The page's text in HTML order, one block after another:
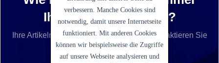
Ihrer Tonerkartusche?
Ihre Artikelnummer ist nicht aufgelistet? Kontaktieren Sie
unseren Service.
verbessern. Manche Cookies sind
notwendig, damit unsere Internetseite
funktioniert. Mit anderen Cookies
können wir beispielsweise die Zugriffe
auf unsere Webseite analysieren und